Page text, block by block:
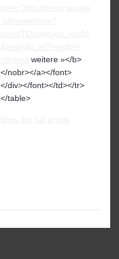
weitere »</b>
</nobr></a></font>
</div></font></td></tr>
</table>